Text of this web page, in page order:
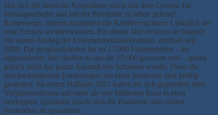
Hat sich die deutsche Konjunktur schon aus dem Corona-Tal
herausgearbeitet und mit der Pandemie zu leben gelernt?
Keineswegs, meinen zumindest die Kreditversicherer. Lediglich der
erste Schock sei überwunden. Für dieses Jahr rechnen sie folglich
mit einem Anstieg der Unternehmensinsolvenzen, erstmals seit
2009. Die prognostizierten bis zu 17.000 Firmenpleiten – im
abgelaufenen Jahr dürften es um die 15.000 gewesen sein – geben
jedoch nicht das ganze Ausmaß des Schadens wieder. Denn die
durchschnittlichen Forderungen aus einer Insolvenz sind kräftig
gestiegen. Im ersten Halbjahr 2021 haben sie sich gegenüber dem
Vorjahreszeitraum auf mehr als vier Millionen Euro in etwa
verdoppelt. Qualitativ macht sich die Pandemie also stärker
bemerkbar als quantitativ.